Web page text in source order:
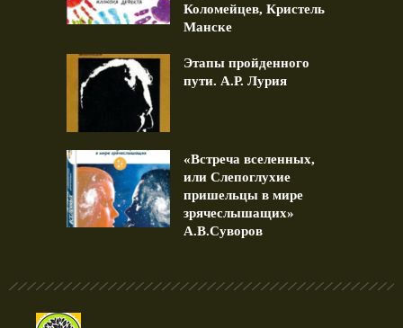
Коломейцев, Кристель
Манске
Этапы пройденного
пути. А.Р. Лурия
«Встреча вселенных,
или Слепоглухие
пришельцы в мире
зрячеслышащих»
А.В.Суворов